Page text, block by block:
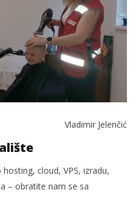
Vladimir Jelenčić
cloud, VPS, izradu,
– obratite nam se sa